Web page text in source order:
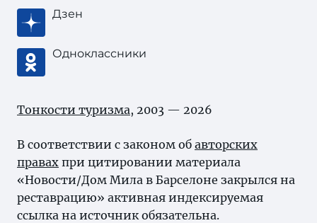
Дзен
Одноклассники
Тонкости туризма, 2003 — 2026
В соответствии с законом об авторских
правах при цитировании материала
«Новости/Дом Мила в Барселоне закрылся на
реставрацию» активная индексируемая
ссылка на источник обязательна.